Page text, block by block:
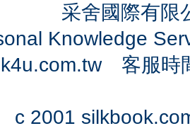
采舍國際有
Knowledge
客服時
c 2001